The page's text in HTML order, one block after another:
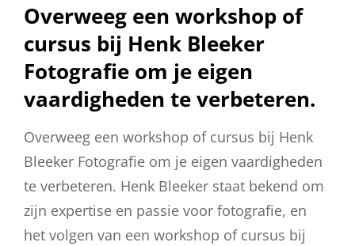
Overweeg een workshop of
cursus bij Henk Bleeker
Fotografie om je eigen
vaardigheden te verbeteren.
Overweeg een workshop of cursus bij Henk
Bleeker Fotografie om je eigen vaardigheden
te verbeteren. Henk Bleeker staat bekend om
zijn expertise en passie voor fotografie, en
het volgen van een workshop of cursus bij